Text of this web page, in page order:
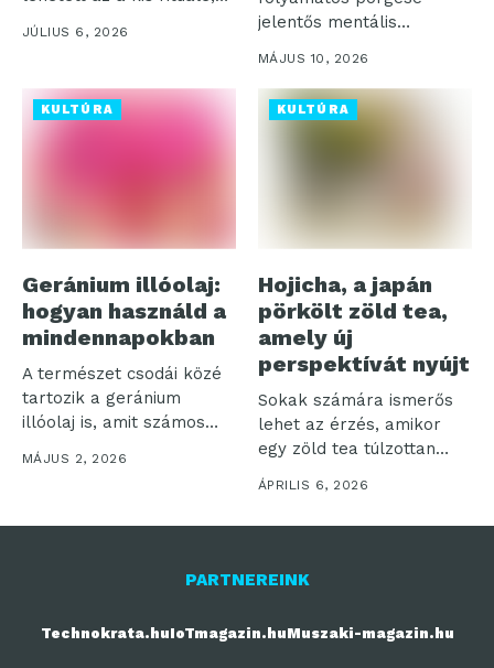
amikor a...
JÚLIUS 6, 2026
jelentős mentális
terhelést jelent, amit a
MÁJUS 10, 2026
KULTÚRA
Geránium illóolaj:
hogyan használd a
mindennapokban
A természet csodái közé
tartozik a geránium
illóolaj is, amit számos
módon...
MÁJUS 2, 2026
KULTÚRA
Hojicha, a japán
pörkölt zöld tea,
amely új
perspektívát nyújt
Sokak számára ismerős
lehet az érzés, amikor
egy zöld tea túlzottan
„füves”...
ÁPRILIS 6, 2026
PARTNEREINK
Technokrata.huIoTmagazin.huMuszaki-magazin.hu